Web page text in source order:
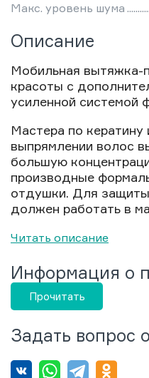
Макс. уровень шума
Описание
Мобильная вытяжка-
красоты с
усиленной системой
Мастера по кератину
выпрямлении волос
большую
производные
отдушки. Для
должен работать в
Читать описание
Информация о
Прочитать
Задать вопрос